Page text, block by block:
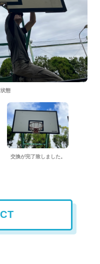
態
交換が完了致しました。